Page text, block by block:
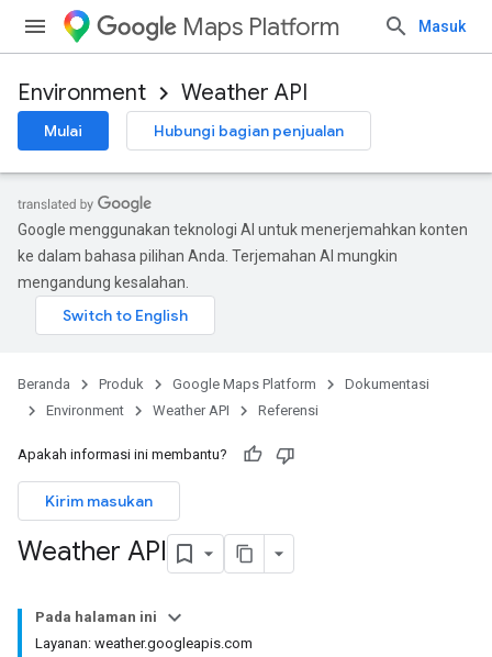
Maps Platform Masuk
Environment Weather API
Mulai Hubungi bagian penjualan
Google menggunakan teknologi AI untuk menerjemahkan konten
ke dalam bahasa pilihan Anda. Terjemahan AI mungkin
mengandung kesalahan.
Beranda Produk Google Maps Platform
Dokumentasi
Environment
Weather API Referensi
Apakah informasi ini membantu?
Kirim masukan
Weather API
Pada halaman ini
Layanan: weather.googleapis.com